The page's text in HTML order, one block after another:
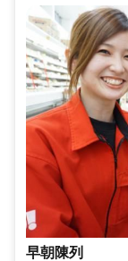
早朝陳列